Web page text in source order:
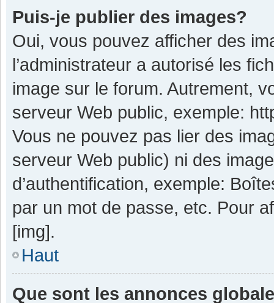
Puis-je publier des images?
Oui, vous pouvez afficher des
l’administrateur a autorisé les
image sur le forum. Autrement,
serveur Web public, exemple:
Vous ne pouvez pas lier des
serveur Web public) ni des
d’authentification, exemple:
par un mot de passe, etc. Pour
[img].
Haut
Que sont les annonces